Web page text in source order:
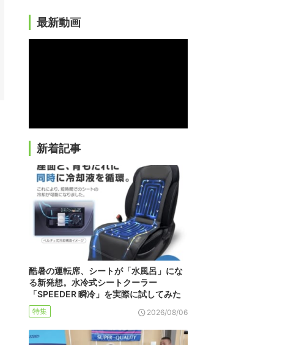
最新動画
新着記事
酷暑の運転席、シートが「水風呂」にな
る新発想。水冷式シートクーラー
「SPEEDER 瞬冷」を実際に試してみた
特集 2026/08/06